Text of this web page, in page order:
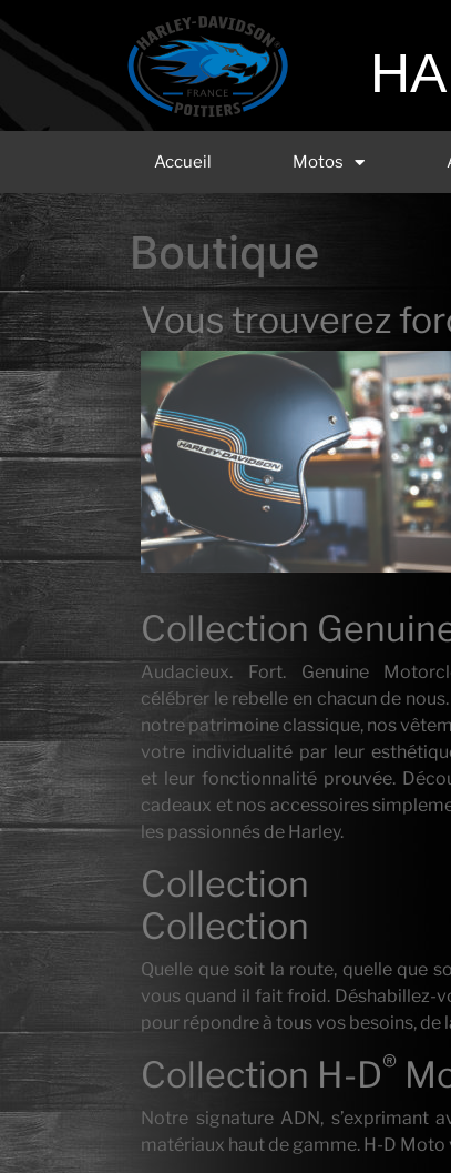
Accueil Motos
Boutique
Vous trouverez
Collection
Audacieux. Fort. Genuine
célébrer le rebelle en chacun de
notre patrimoine classique, nos
votre individualité par leur
et leur fonctionnalité prouvée.
cadeaux et nos accessoires
les passionnés de Harley.
Collection
Collection
Quelle que soit la route, quelle que
vous quand il fait froid. Déshabillez-
pour répondre à tous vos besoins, de
Collection H-D®
Notre signature ADN, s’exprimant
matériaux haut de gamme. H-D